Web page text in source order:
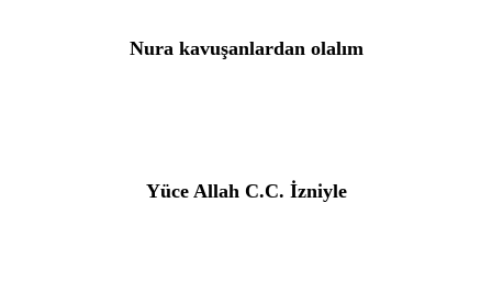
Nura kavuşanlardan olalım
Yüce Allah C.C. İzniyle